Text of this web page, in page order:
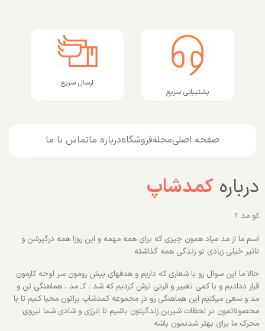
پشتیبانی سریع
ارسال سریع
صفحه اصلیمجلهفروشگاهدرباره ماتماس با ما
درباره کمدشاپ
کو مد ؟
اسم ما از مد میاد همون چیزی که برای همه مهمه و این روزا همه درگیرشن و
تاثیر خیلی زیادی تو زندگی همه گذاشته
حالا ما این سوال رو با شعاری که داریم و هدفهای پیش رومون سر لوحه کارمون
قرار ددادیم و با کمی تغییر و قرتی ترش کردیم که شد ، کـ مد ، هماهنگی تن و
مد و سعی میکنیم این هماهنگی رو در مجموعه کمدشاپ براتون محیا کنیم تا با
محصولاتمون در لحظات شیرین زندگیتون باشیم تا انرژی و شادی شما نیروی
محرک ما برای بهتر شدنمون باشه